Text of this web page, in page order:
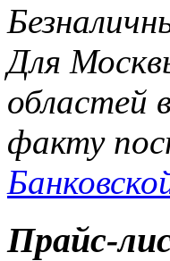
Для
областей
факту
Прайс-